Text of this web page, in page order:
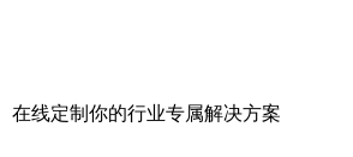
线定制你的行业专属解决方案